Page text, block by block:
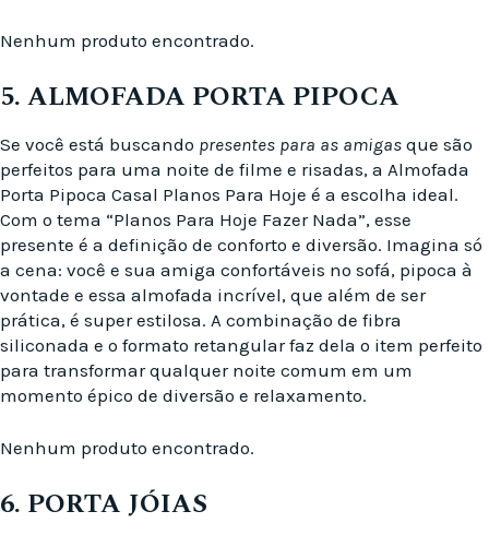
Nenhum produto encontrado.
5. ALMOFADA PORTA PIPOCA
Se você está buscando presentes para as amigas que são
perfeitos para uma noite de filme e risadas, a Almofada
Porta Pipoca Casal Planos Para Hoje é a escolha ideal.
Com o tema “Planos Para Hoje Fazer Nada”, esse
presente é a definição de conforto e diversão. Imagina só
a cena: você e sua amiga confortáveis no sofá, pipoca à
vontade e essa almofada incrível, que além de ser
prática, é super estilosa. A combinação de fibra
siliconada e o formato retangular faz dela o item perfeito
para transformar qualquer noite comum em um
momento épico de diversão e relaxamento.
Nenhum produto encontrado.
6. PORTA JÓIAS